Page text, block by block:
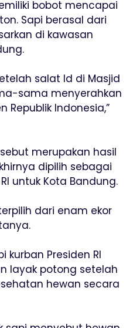
bobot mencapai
Sapi berasal dari
di kawasan
salat Id di Masjid
sama menyerahkan
Republik Indonesia,”
merupakan hasil
dipilih sebagai
untuk Kota Bandung.
dari enam ekor
kurban Presiden RI
layak potong setelah
hewan secara